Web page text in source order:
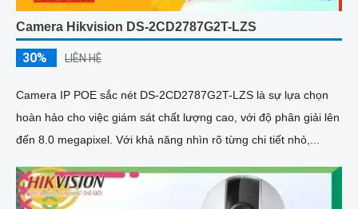
Camera Hikvision DS-2CD2787G2T-LZS
30% LIÊN HỆ
Camera IP POE sắc nét DS-2CD2787G2T-LZS là sự lựa chọn
hoàn hảo cho việc giám sát chất lượng cao, với độ phân giải lên
đến 8.0 megapixel. Với khả năng nhìn rõ từng chi tiết nhỏ,...